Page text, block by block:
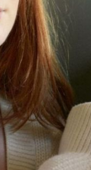
die
aber es gibt nur
die passende
- Guide